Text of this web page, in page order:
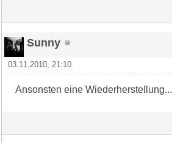
Sunny
03.11.2010, 21:10
Ansonsten eine Wiederherstellung...